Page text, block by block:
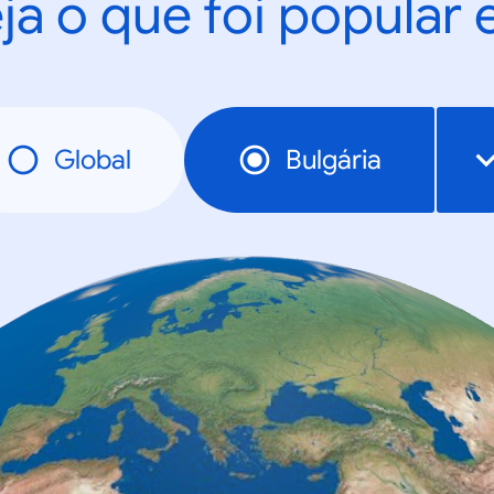
o que foi popular
Global Bulgária